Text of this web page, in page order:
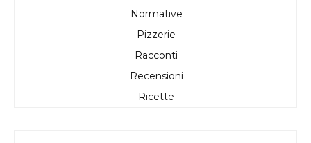
Normative
Pizzerie
Racconti
Recensioni
Ricette